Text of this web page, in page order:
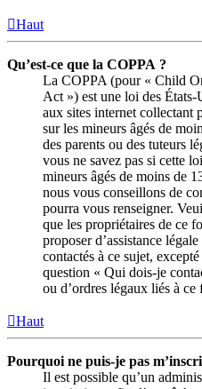
Haut
Qu’est-ce que la COPPA ?
La COPPA (pour « Child
Act ») est une loi des
aux sites internet collectant
sur les mineurs âgés de
des parents ou des tuteurs
vous ne savez pas si cette
mineurs âgés de moins de
nous vous conseillons de
pourra vous renseigner.
que les propriétaires de ce
proposer d’assistance
contactés à ce sujet,
question « Qui dois-je
ou d’ordres légaux liés à ce
Haut
Pourquoi ne puis-je pas
Il est possible qu’un